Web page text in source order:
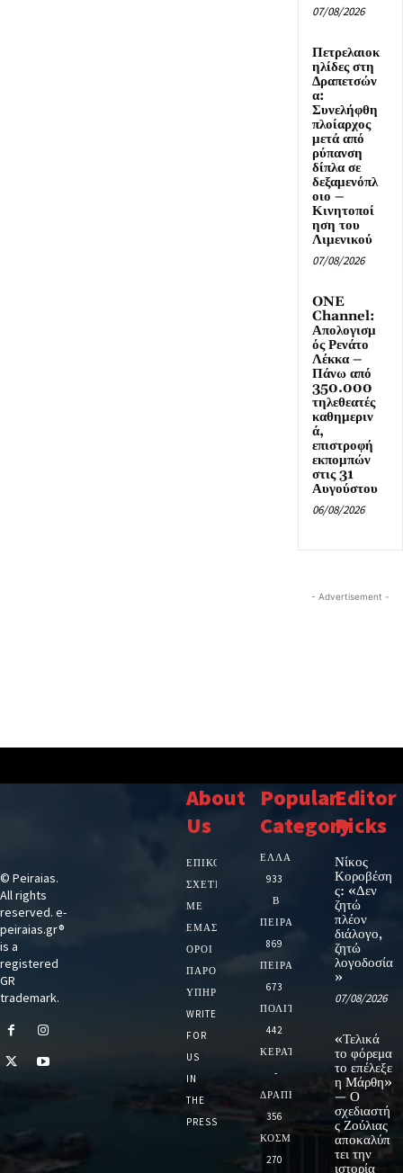
07/08/2026
Πετρελαιοκ
ηλίδες στη
Δραπετσών
α:
Συνελήφθη
πλοίαρχος
μετά από
ρύπανση
δίπλα σε
δεξαμενόπλ
οιο –
Κινητοποί
ηση του
Λιμενικού
07/08/2026
ONE
Channel:
Απολογισμ
ός Ρενάτο
Λέκκα –
Πάνω από
350.000
τηλεθεατές
καθημεριν
ά,
επιστροφή
εκπομπών
στις 31
Αυγούστου
06/08/2026
- Advertisement -
© Peiraias.
All rights
reserved. e-
peiraias.gr®
is a
registered
GR
trademark.
About
Us
ΕΠΙΚΟΙΝΩΝΙΑ
ΣΧΕΤΙΚΆ
ΜΕ
ΕΜΆΣ
ΌΡΟΙ
ΠΑΡΟΧΉΣ
ΥΠΗΡΕΣΙΏΝ
WRITE
FOR
US
IN
THE
PRESS
Popular
Category
ΕΛΛΑΔΑ
933
Β
ΠΕΙΡΑΙΑ
869
ΠΕΙΡΑΙΑΣ
673
ΠΟΛΙΤΙΚΗ
442
ΚΕΡΑΤΣΙΝΙ
-
ΔΡΑΠΕΤΣΩΝΑ
356
ΚΟΣΜΟΣ
270
Editor
Picks
Νίκος
Κοροβέση
ς: «Δεν
ζητώ
πλέον
διάλογο,
ζητώ
λογοδοσία
»
07/08/2026
«Τελικά
το φόρεμα
το επέλεξε
η Μάρθη»
— Ο
σχεδιαστή
ς Ζούλιας
αποκαλύπ
τει την
ιστορία